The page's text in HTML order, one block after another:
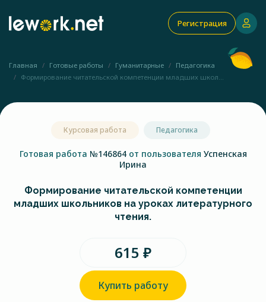
Регистрация
Главная Готовые работы Гуманитарные
Педагогика
Формирование читательской компетенции младших школ...
Курсовая работа Педагогика
Готовая работа №146864 от пользователя Успенская
Ирина
Формирование читательской компетенции
младших школьников на уроках литературного
чтения.
615 ₽
Купить работу